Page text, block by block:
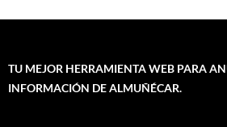
TU MEJOR HERRAMIENTA WEB PARA
INFORMACIÓN DE ALMUÑÉCAR.